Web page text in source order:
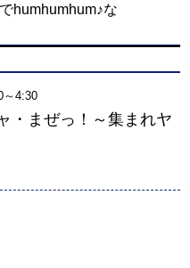
humhumhum♪な
4:30
・まぜっ！～集まれヤ